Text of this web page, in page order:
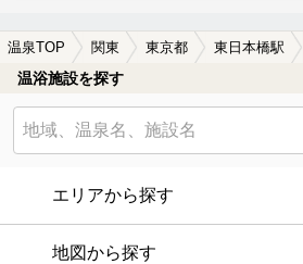
温泉TOP 関東 東京都 東日本橋駅
温浴施設を探す
エリアから探す
地図から探す